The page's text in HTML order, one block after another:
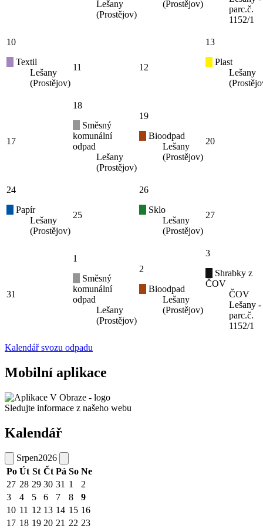
Lešany
(Prostějov)
(Prostějov)
parc.č.
1152/1
10
Textil
Lešany
(Prostějov)
11 12
13
Plast
Lešany
17
18
Směsný
komunální
odpad
Lešany
(Prostějov)
19
Bioodpad
Lešany
(Prostějov)
20
24
Papír
Lešany
(Prostějov)
25
26
Sklo
Lešany
(Prostějov)
27
31
1
Směsný
komunální
odpad
Lešany
(Prostějov)
2
Bioodpad
Lešany
(Prostějov)
3
Shrabky z
ČOV
ČOV
Lešany -
parc.č.
1152/1
Kalendář svozu odpadu
Mobilní aplikace
Sledujte informace z našeho webu
Kalendář
Srpen2026
Po Út St Čt Pá So Ne
27 28 29 30 31 1
2
3
4 5 6 7 8
9
10 11 12 13 14 15 16
17 18 19 20 21 22 23